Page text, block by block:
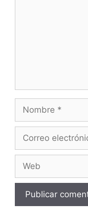
electrónico